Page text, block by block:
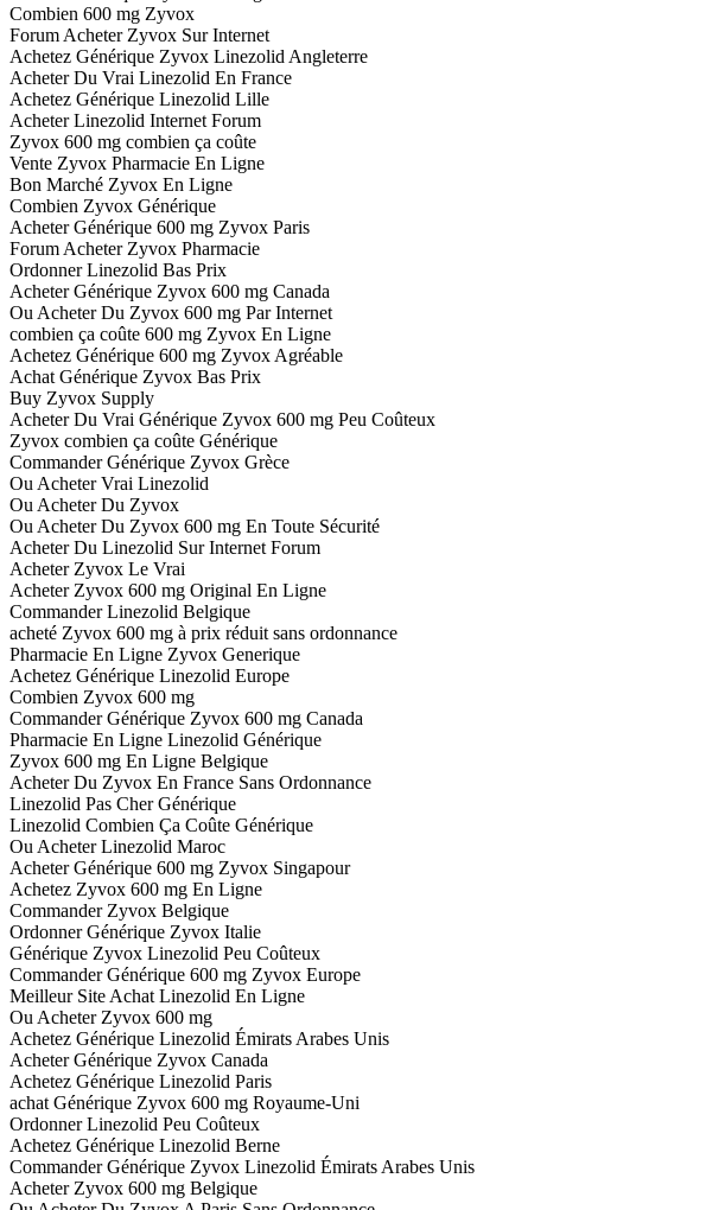
Combien 600 mg Zyvox
Forum Acheter Zyvox Sur Internet
Achetez Générique Zyvox Linezolid Angleterre
Acheter Du Vrai Linezolid En France
Achetez Générique Linezolid Lille
Acheter Linezolid Internet Forum
Zyvox 600 mg combien ça coûte
Vente Zyvox Pharmacie En Ligne
Bon Marché Zyvox En Ligne
Combien Zyvox Générique
Acheter Générique 600 mg Zyvox Paris
Forum Acheter Zyvox Pharmacie
Ordonner Linezolid Bas Prix
Acheter Générique Zyvox 600 mg Canada
Ou Acheter Du Zyvox 600 mg Par Internet
combien ça coûte 600 mg Zyvox En Ligne
Achetez Générique 600 mg Zyvox Agréable
Achat Générique Zyvox Bas Prix
Buy Zyvox Supply
Acheter Du Vrai Générique Zyvox 600 mg Peu Coûteux
Zyvox combien ça coûte Générique
Commander Générique Zyvox Grèce
Ou Acheter Vrai Linezolid
Ou Acheter Du Zyvox
Ou Acheter Du Zyvox 600 mg En Toute Sécurité
Acheter Du Linezolid Sur Internet Forum
Acheter Zyvox Le Vrai
Acheter Zyvox 600 mg Original En Ligne
Commander Linezolid Belgique
acheté Zyvox 600 mg à prix réduit sans ordonnance
Pharmacie En Ligne Zyvox Generique
Achetez Générique Linezolid Europe
Combien Zyvox 600 mg
Commander Générique Zyvox 600 mg Canada
Pharmacie En Ligne Linezolid Générique
Zyvox 600 mg En Ligne Belgique
Acheter Du Zyvox En France Sans Ordonnance
Linezolid Pas Cher Générique
Linezolid Combien Ça Coûte Générique
Ou Acheter Linezolid Maroc
Acheter Générique 600 mg Zyvox Singapour
Achetez Zyvox 600 mg En Ligne
Commander Zyvox Belgique
Ordonner Générique Zyvox Italie
Générique Zyvox Linezolid Peu Coûteux
Commander Générique 600 mg Zyvox Europe
Meilleur Site Achat Linezolid En Ligne
Ou Acheter Zyvox 600 mg
Achetez Générique Linezolid Émirats Arabes Unis
Acheter Générique Zyvox Canada
Achetez Générique Linezolid Paris
achat Générique Zyvox 600 mg Royaume-Uni
Ordonner Linezolid Peu Coûteux
Achetez Générique Linezolid Berne
Commander Générique Zyvox Linezolid Émirats Arabes Unis
Acheter Zyvox 600 mg Belgique